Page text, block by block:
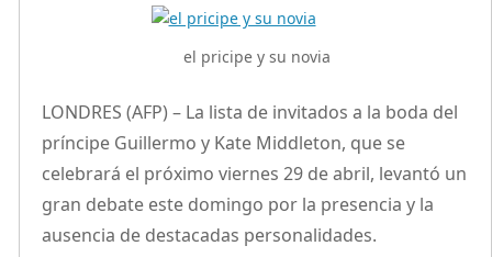
el pricipe y su novia
LONDRES (AFP) – La lista de invitados a la boda del
príncipe Guillermo y Kate Middleton, que se
celebrará el próximo viernes 29 de abril, levantó un
gran debate este domingo por la presencia y la
ausencia de destacadas personalidades.